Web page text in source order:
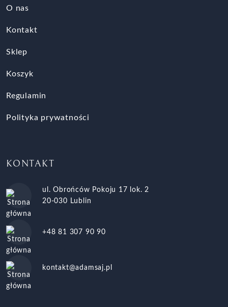
O nas
Kontakt
Sklep
Koszyk
Regulamin
Polityka prywatności
KONTAKT
ul. Obrońców Pokoju 17 lok. 2
20-030 Lublin
+48 81 307 90 90
kontakt@adamsaj.pl